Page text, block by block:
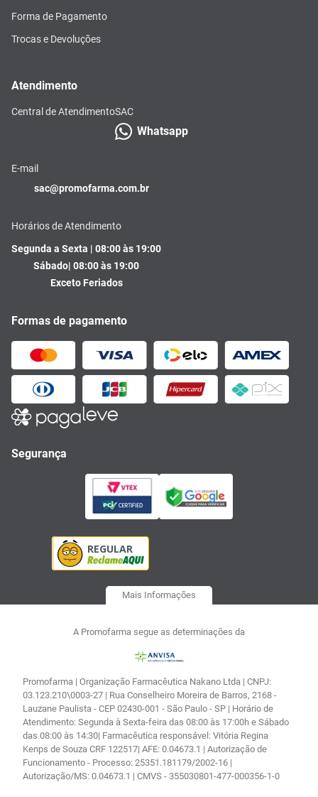
Forma de Pagamento
Trocas e Devoluções
Atendimento
Central de AtendimentoSAC
Whatsapp
E-mail
sac@promofarma.com.br
Horários de Atendimento
Segunda a Sexta | 08:00 às 19:00
Sábado| 08:00 às 19:00
Exceto Feriados
Formas de pagamento
Segurança
Mais Informações
A Promofarma segue as determinações da
Promofarma | Organização Farmacêutica Nakano Ltda | CNPJ:
03.123.210\0003-27 | Rua Conselheiro Moreira de Barros, 2168 -
Lauzane Paulista - CEP 02430-001 - São Paulo - SP | Horário de
Atendimento: Segunda à Sexta-feira das 08:00 às 17:00h e Sábado
das 08:00 às 14:30| Farmacêutica responsável: Vitória Regina
Kenps de Souza CRF 122517| AFE: 0.04673.1 | Autorização de
Funcionamento - Processo: 25351.181179/2002-16 |
Autorização/MS: 0.04673.1 | CMVS - 355030801-477-000356-1-0